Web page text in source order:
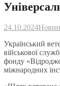
24.10.2024
Український
військової
фонду
міжнародних